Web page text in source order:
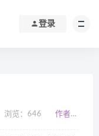
登录
浏览： 646 作者：小编